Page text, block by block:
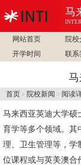
马
网站首页 院校
开学时间
联系
首页 > 院校新闻 > 阅读
马来西亚英迪大学硕
育学等多个领域。其
理、卫生管理等，学
位课程或与英美澳合